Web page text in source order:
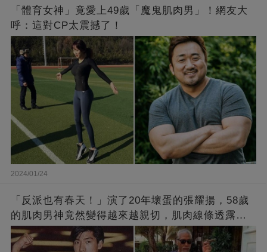
「體育女神」竟愛上49歲「魔鬼肌肉男」！網友大
呼：這對CP太震撼了！
2024/01/24
「反派也有春天！」演了20年壞蛋的張耀揚，58歲
的肌肉男神竟然變得越來越親切，肌肉線條透露了
他的秘密！